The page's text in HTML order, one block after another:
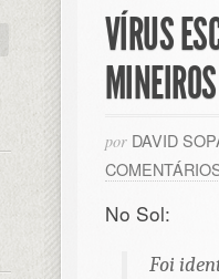
VÍRUS
por DAVID
No Sol:
Foi